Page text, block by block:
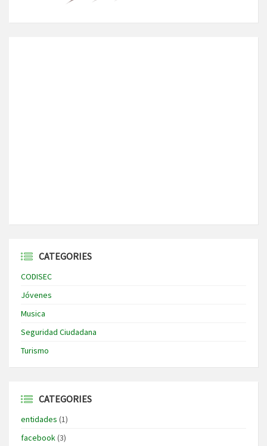
CATEGORIES
CODISEC
Jóvenes
Musica
Seguridad Ciudadana
Turismo
CATEGORIES
entidades (1)
facebook(3)